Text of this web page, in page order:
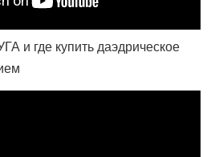
и где купить даэдрическое